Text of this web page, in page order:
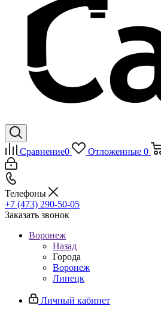
Сравнение0 Отложенные 0
Телефоны
+7 (473) 290-50-05
Заказать звонок
Воронеж
Назад
Города
Воронеж
Липецк
Личный кабинет